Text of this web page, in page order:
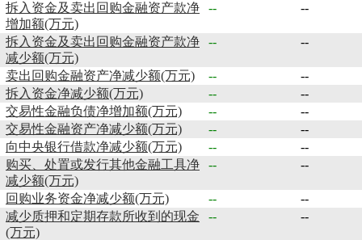
拆入资金及卖出回购金融资产款净
增加额(万元)
-- --
拆入资金及卖出回购金融资产款净
减少额(万元)
-- --
卖出回购金融资产净减少额(万元) --
--
拆入资金净减少额(万元)
--
--
交易性金融负债净增加额(万元)
--
--
交易性金融资产净减少额(万元)
--
--
向中央银行借款净减少额(万元)
--
--
购买、处置或发行其他金融工具净
减少额(万元)
-- --
回购业务资金净减少额(万元) --
--
减少质押和定期存款所收到的现金
(万元)
-- --